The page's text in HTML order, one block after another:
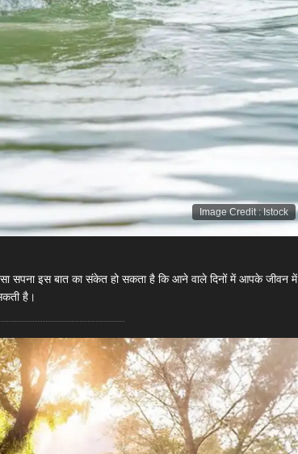
Image Credit: Istock
सपना इस बात का संकेत हो सकता है कि आने वाले दिनों में आपके जीवन में
है।